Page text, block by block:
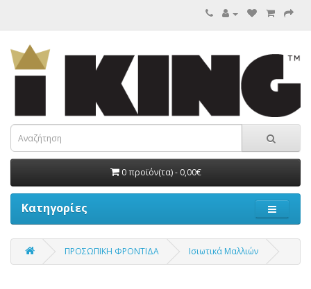
0 προϊόν(τα) - 0,00€
Κατηγορίες
ΠΡΟΣΩΠΙΚΗ ΦΡΟΝΤΙΔΑ Ισιωτικά Μαλλιών